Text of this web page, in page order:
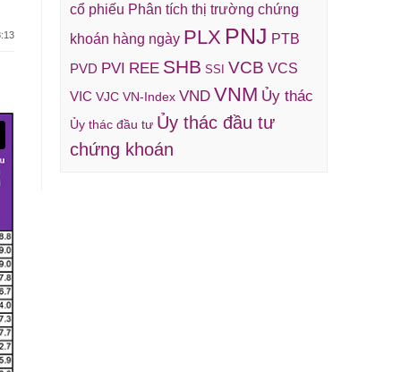
cổ phiếu Phân tích thị trường chứng
khoán hàng ngày PLX PNJ PTB
PVD PVI REE SHB SSI VCB VCS
VIC VJC VN-Index VND VNM Ủy thác
Ủy thác đầu tư Ủy thác đầu tư
chứng khoán